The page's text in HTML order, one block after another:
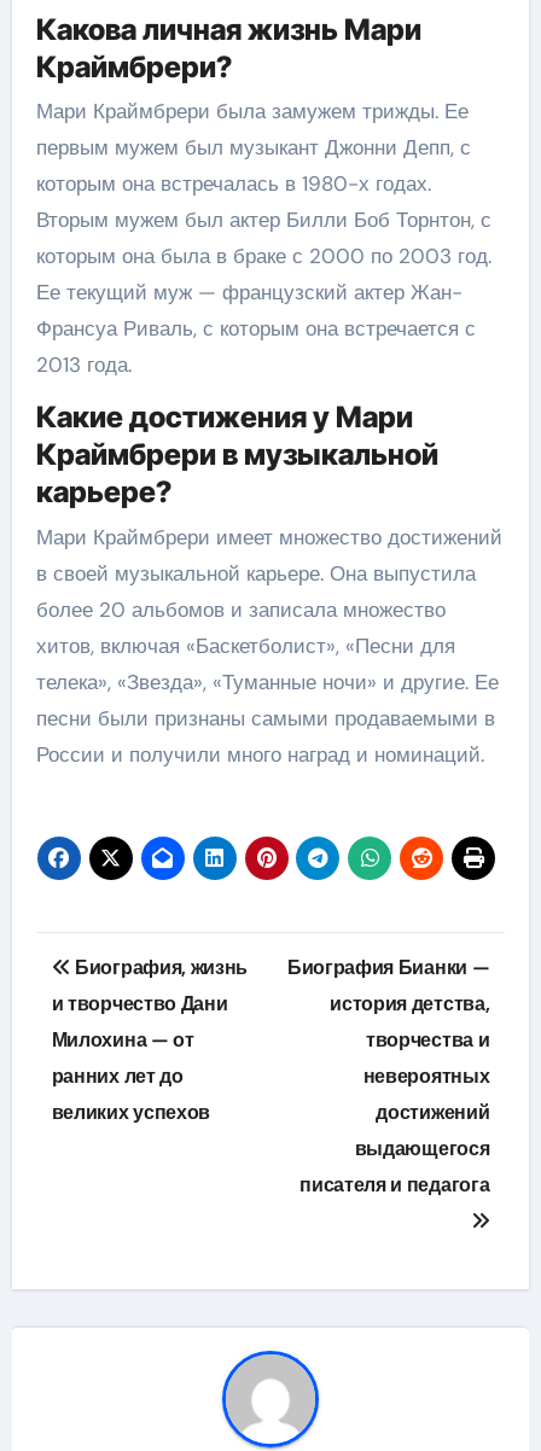
Какова личная жизнь Мари
Краймбрери?
Мари Краймбрери была замужем трижды. Ее
первым мужем был музыкант Джонни Депп, с
которым она встречалась в 1980-х годах.
Вторым мужем был актер Билли Боб Торнтон, с
которым она была в браке с 2000 по 2003 год.
Ее текущий муж — французский актер Жан-
Франсуа Риваль, с которым она встречается с
2013 года.
Какие достижения у Мари
Краймбрери в музыкальной
карьере?
Мари Краймбрери имеет множество достижений
в своей музыкальной карьере. Она выпустила
более 20 альбомов и записала множество
хитов, включая «Баскетболист», «Песни для
телека», «Звезда», «Туманные ночи» и другие. Ее
песни были признаны самыми продаваемыми в
России и получили много наград и номинаций.
Навигация
по
записям
Биография, жизнь
и творчество Дани
Милохина — от
ранних лет до
великих успехов
Биография Бианки —
история детства,
творчества и
невероятных
достижений
выдающегося
писателя и педагога